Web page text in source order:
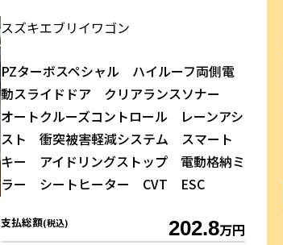
スズキエブリイワゴン
PZターボスペシャル ハイルーフ両側電
動スライドドア クリアランスソナー
オートクルーズコントロール レーンアシ
スト 衝突被害軽減システム スマート
キー アイドリングストップ 電動格納ミ
ラー シートヒーター CVT ESC
支払総額(税込) 202.8万円